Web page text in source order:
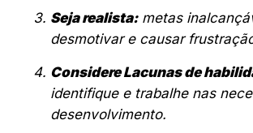
Seja realista:metas
desmotivar e causar
Considere Lacunas de
identifique e trabalhe nas
desenvolvimento.